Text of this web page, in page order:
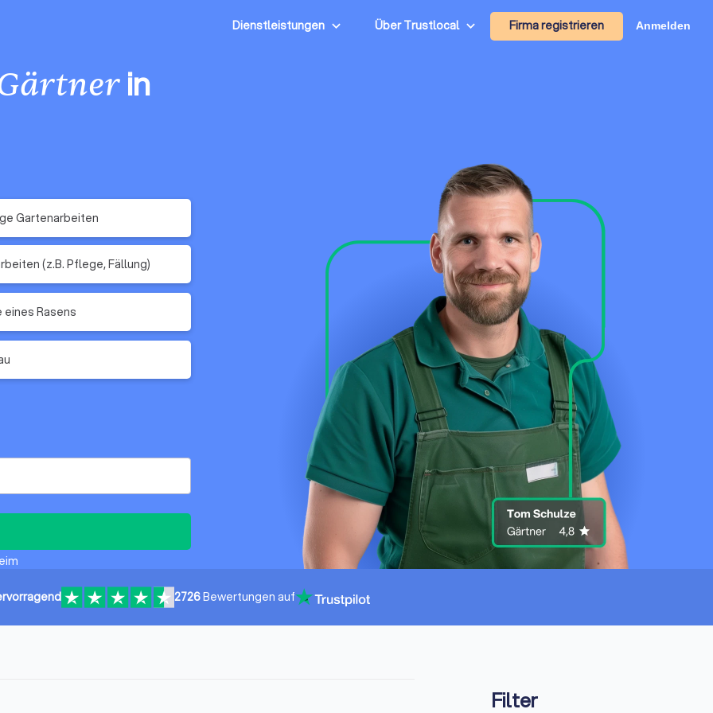
Dienstleistungen Über Trustlocal Firma registrieren Anmelden
in
Gartenarbeiten
(z.B. Pflege, Fällung)
eines Rasens
2726Bewertungen auf
Filter